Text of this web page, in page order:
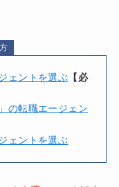
ェントを選ぶ 【必
の転職エージェン
ェントを選ぶ